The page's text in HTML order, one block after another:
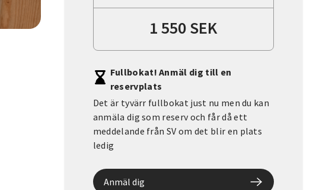
1 550 SEK
Fullbokat! Anmäl dig till en
reservplats
Det är tyvärr fullbokat just nu men du kan
anmäla dig som reserv och får då ett
meddelande från SV om det blir en plats
ledig
Anmäl dig